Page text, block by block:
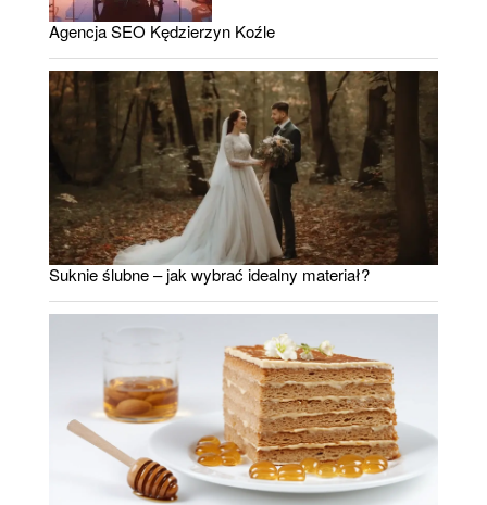
Agencja SEO Kędzierzyn Koźle
Suknie ślubne – jak wybrać idealny materiał?